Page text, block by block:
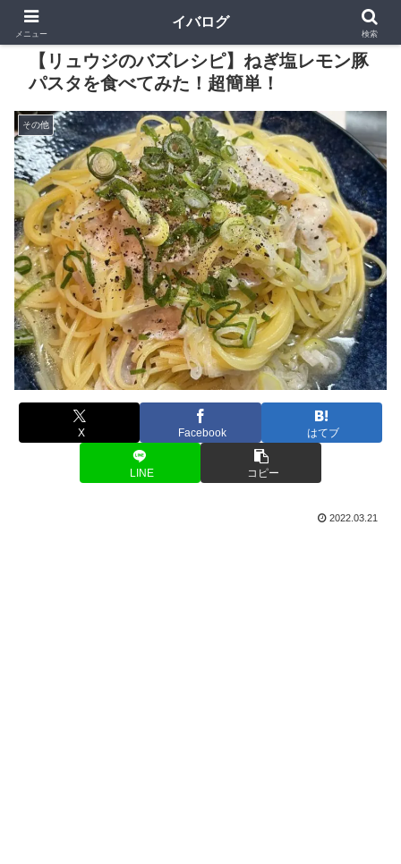
【リュウジのバズレシピ】ねぎ塩レモン豚
パスタを食べてみた！超簡単！
その他
X Facebook はてブ
LINE コピー
2022.03.21
メニュー
イバログ
検索